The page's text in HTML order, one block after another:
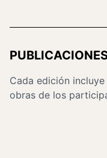
Cada edición
obras de los